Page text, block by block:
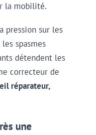
la mobilité.
pression sur les
spasmes
détendent les
correcteur de
réparateur,
une